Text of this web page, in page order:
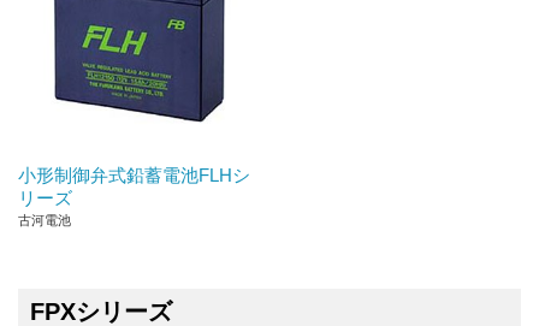
小形制御弁式鉛蓄電池FLHシ
リーズ
古河電池
FPXシリーズ